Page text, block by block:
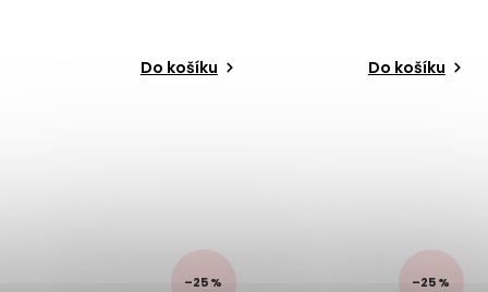
Do košíku Do košíku
–25 % –25 %